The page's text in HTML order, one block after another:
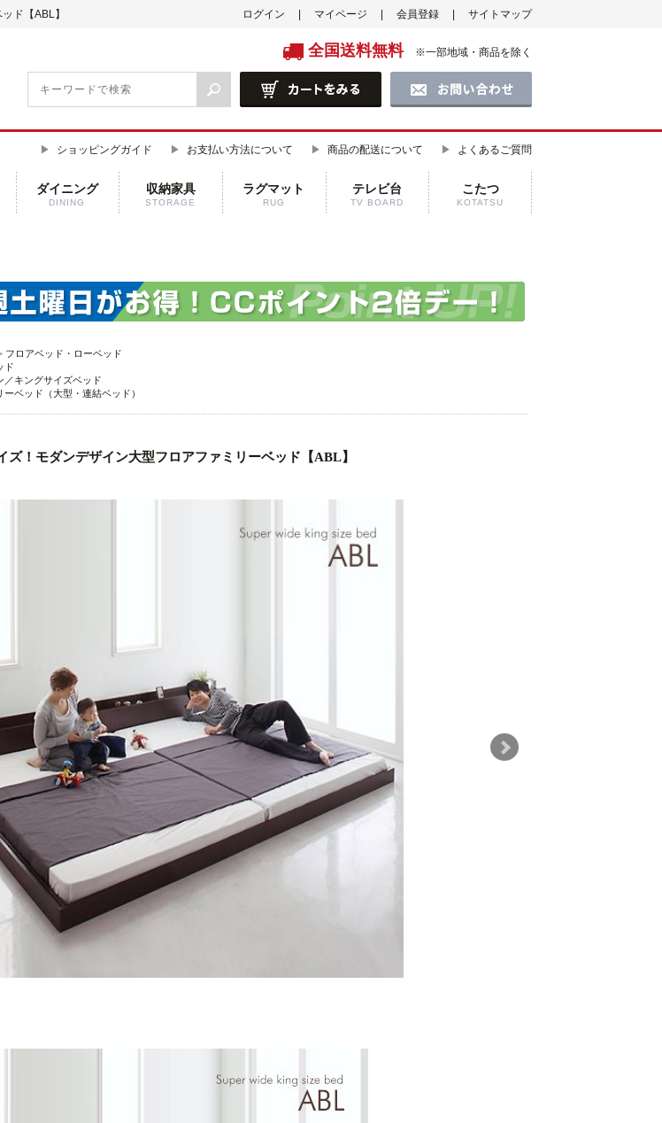
ド【ABL】 ログイン マイページ 会員登録 サイトマップ
全国送料無料 ※一部地域・商品を除く
ショッピングガイド お支払い方法について 商品の配送について よくあるご質問
ダイニング
DINING
収納家具
STORAGE
ラグマット
RUG
テレビ台
TV BOARD
こたつ
KOTATSU
フロアベッド・ローベッド
ド
／キングサイズベッド
ーベッド（大型・連結ベッド）
ズ！モダンデザイン大型フロアファミリーベッド【ABL】